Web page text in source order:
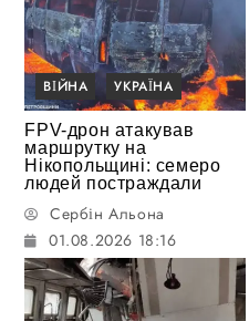
ВІЙНА УКРАЇНА
FPV-дрон атакував
маршрутку на
Нікопольщині: семеро
людей постраждали
Сербін Альона
01.08.2026 18:16